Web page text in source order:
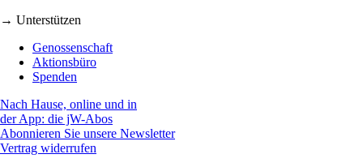
→ Unterstützen
Genossenschaft
Aktionsbüro
Spenden
Nach Hause, online und in
der App: die jW-Abos
Abonnieren Sie unsere Newsletter
Vertrag widerrufen